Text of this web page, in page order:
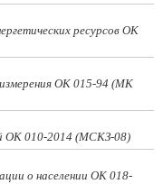
ресурсов ОК
ОК 015-94 (МК
ОК 010-2014 (МСКЗ-08)
о населении ОК 018-